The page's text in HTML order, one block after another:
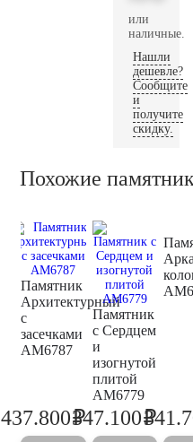
или
наличные.
Нашли
дешевле?
Сообщите
и
получите
скидку.
Похожие
Памятник
Архитектурный
с
засечками
AM6787
460.800
437.800₽
Памятник
с Сердцем
и
изогнутой
плитой
AM6779
347.100₽